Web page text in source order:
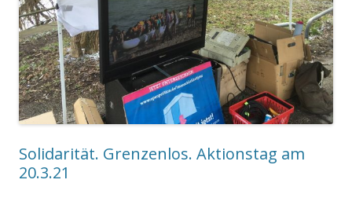
Solidarität. Grenzenlos. Aktionstag am
20.3.21